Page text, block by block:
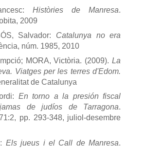
Històries de Manresa.
2009
Salvador: Catalunya no era
núm. 1985, 2010
MORA, Victòria. (2009).La
Viatges per les terres d'Edom.
de Catalunya
En torno a la presión fiscal
de judíos de Tarragona.
pp. 293-348, juliol-desembre
Els jueus i el Call de Manresa.